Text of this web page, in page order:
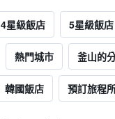
4星級飯店 5星級飯店
熱門城市 釜山的
韓國飯店 預訂旅程